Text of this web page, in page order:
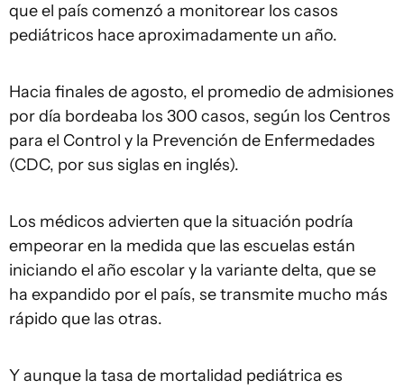
que el país comenzó a monitorear los casos
pediátricos hace aproximadamente un año.
Hacia finales de agosto, el promedio de admisiones
por día bordeaba los 300 casos, según los Centros
para el Control y la Prevención de Enfermedades
(CDC, por sus siglas en inglés).
Los médicos advierten que la situación podría
empeorar en la medida que las escuelas están
iniciando el año escolar y la variante delta, que se
ha expandido por el país, se transmite mucho más
rápido que las otras.
Y aunque la tasa de mortalidad pediátrica es